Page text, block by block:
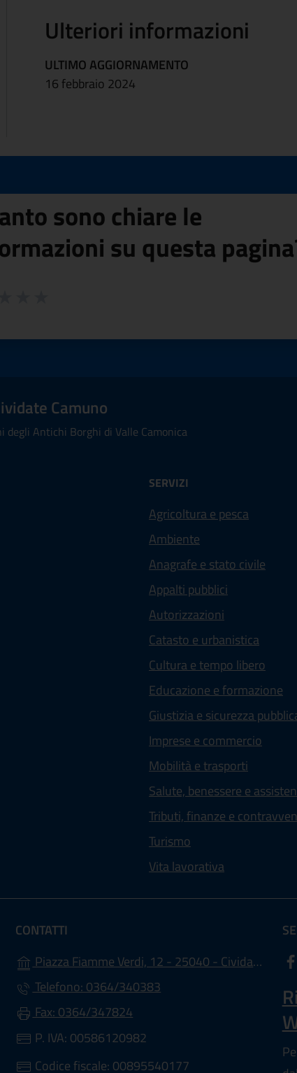
Ulteriori informazioni
ULTIMO AGGIORNAMENTO
16 febbraio 2024
sono chiare le
su questa
Camuno
degli Antichi Borghi di Valle Camonica
SERVIZI
Agricoltura e pesca
Ambiente
Anagrafe e stato civile
Appalti pubblici
Autorizzazioni
Catasto e urbanistica
Cultura e tempo libero
Educazione e formazione
Giustizia e sicurezza
Imprese e commercio
Mobilità e trasporti
Salute, benessere e
Tributi, finanze e
Turismo
Vita lavorativa
CONTATTI
Piazza Fiamme Verdi, 12 - 25040 - Cividate Camuno (BS)
Telefono: 0364/340383
Fax: 0364/347824
P. IVA: 00586120982
Codice fiscale: 00895540177